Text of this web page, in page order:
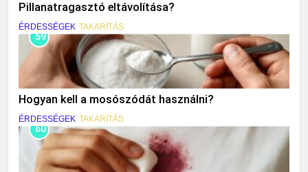
Pillanatragasztó eltávolítása?
ÉRDESSÉGEK TAKARÍTÁS
59
Hogyan kell a mosószódát használni?
ÉRDESSÉGEK TAKARÍTÁS
60